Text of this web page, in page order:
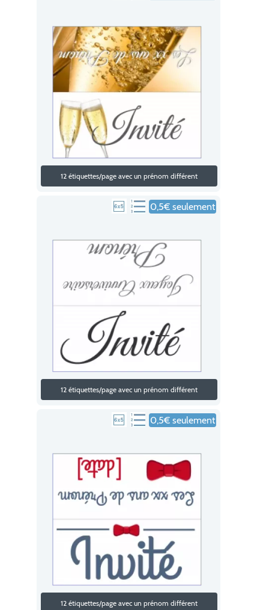
12 étiquettes/page avec un prénom différent
0,5€ seulement
12 étiquettes/page avec un prénom différent
0,5€ seulement
12 étiquettes/page avec un prénom différent